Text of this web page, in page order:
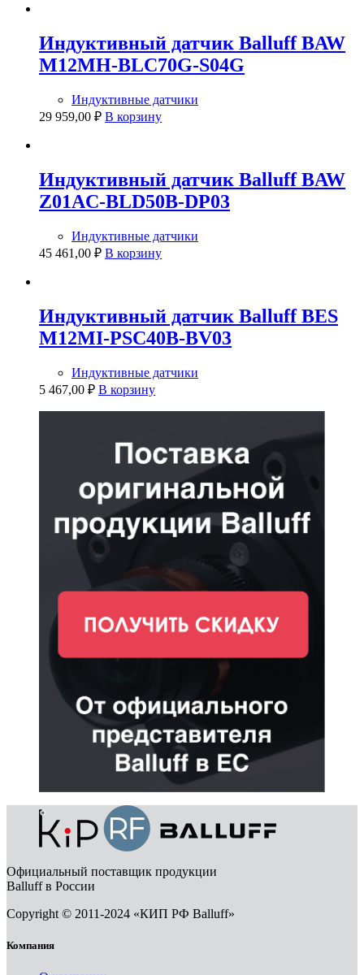
Индуктивный датчик Balluff BAW
M12MH-BLC70G-S04G
Индуктивные датчики
29 959,00 ₽ В корзину
Индуктивный датчик Balluff BAW
Z01AC-BLD50B-DP03
Индуктивные датчики
45 461,00 ₽ В корзину
Индуктивный датчик Balluff BES
M12MI-PSC40B-BV03
Индуктивные датчики
5 467,00 ₽ В корзину
Официальный поставщик продукции
Balluff в России
Copyright © 2011-2024 «КИП РФ Balluff»
Компания